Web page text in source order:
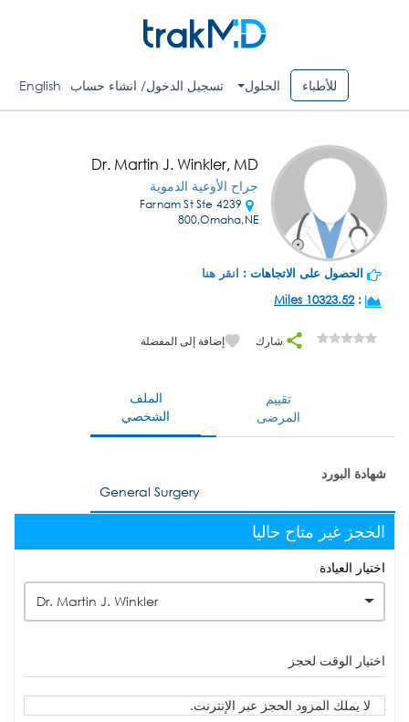
للأطباء الحلول تسجيل الدخول/ انشاء حساب English
Dr. Martin J. Winkler, MD
جراح الأوعية الدموية
4239 Farnam St Ste
800,Omaha,NE
الحصول على الاتجاهات : انقر هنا
:
10323.52 Miles
شارك إضافة إلى المفضلة
الملف
الشخصي
تقييم
المرضى
شهادة البورد
General Surgery
الحجز غير متاح حاليا
اختيار العيادة
Dr. Martin J. Winkler
اختيار الوقت لحجز
لا يملك المزود الحجز عبر الإنترنت.